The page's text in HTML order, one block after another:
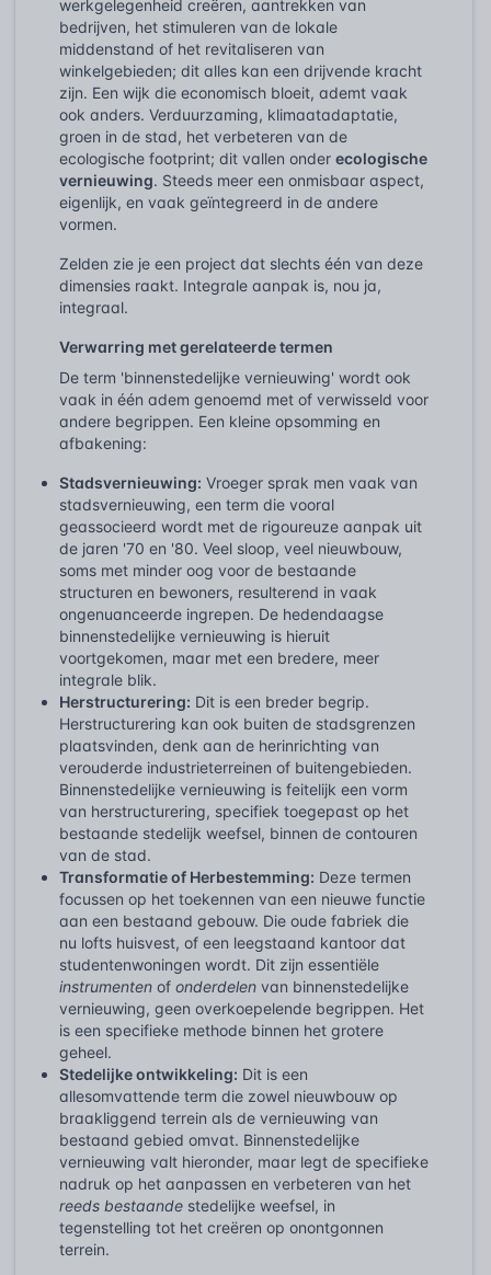
werkgelegenheid creëren, aantrekken van
bedrijven, het stimuleren van de lokale
middenstand of het revitaliseren van
winkelgebieden; dit alles kan een drijvende kracht
zijn. Een wijk die economisch bloeit, ademt vaak
ook anders. Verduurzaming, klimaatadaptatie,
groen in de stad, het verbeteren van de
ecologische footprint; dit vallen onder ecologische
vernieuwing. Steeds meer een onmisbaar aspect,
eigenlijk, en vaak geïntegreerd in de andere
vormen.
Zelden zie je een project dat slechts één van deze
dimensies raakt. Integrale aanpak is, nou ja,
integraal.
Verwarring met gerelateerde termen
De term 'binnenstedelijke vernieuwing' wordt ook
vaak in één adem genoemd met of verwisseld voor
andere begrippen. Een kleine opsomming en
afbakening:
Stadsvernieuwing: Vroeger sprak men vaak van
stadsvernieuwing, een term die vooral
geassocieerd wordt met de rigoureuze aanpak uit
de jaren '70 en '80. Veel sloop, veel nieuwbouw,
soms met minder oog voor de bestaande
structuren en bewoners, resulterend in vaak
ongenuanceerde ingrepen. De hedendaagse
binnenstedelijke vernieuwing is hieruit
voortgekomen, maar met een bredere, meer
integrale blik.
Herstructurering: Dit is een breder begrip.
Herstructurering kan ook buiten de stadsgrenzen
plaatsvinden, denk aan de herinrichting van
verouderde industrieterreinen of buitengebieden.
Binnenstedelijke vernieuwing is feitelijk een vorm
van herstructurering, specifiek toegepast op het
bestaande stedelijk weefsel, binnen de contouren
van de stad.
Transformatie of Herbestemming: Deze termen
focussen op het toekennen van een nieuwe functie
aan een bestaand gebouw. Die oude fabriek die
nu lofts huisvest, of een leegstaand kantoor dat
studentenwoningen wordt. Dit zijn essentiële
instrumenten of onderdelen van binnenstedelijke
vernieuwing, geen overkoepelende begrippen. Het
is een specifieke methode binnen het grotere
geheel.
Stedelijke ontwikkeling: Dit is een
allesomvattende term die zowel nieuwbouw op
braakliggend terrein als de vernieuwing van
bestaand gebied omvat. Binnenstedelijke
vernieuwing valt hieronder, maar legt de specifieke
nadruk op het aanpassen en verbeteren van het
reeds bestaande stedelijke weefsel, in
tegenstelling tot het creëren op onontgonnen
terrein.